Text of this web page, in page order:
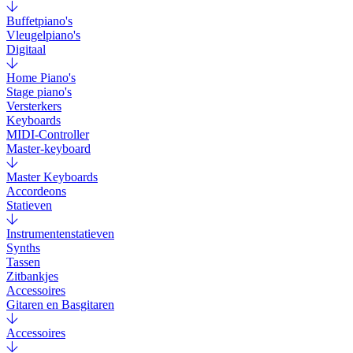
Buffetpiano's
Vleugelpiano's
Digitaal
Home Piano's
Stage piano's
Versterkers
Keyboards
MIDI-Controller
Master-keyboard
Master Keyboards
Accordeons
Statieven
Instrumentenstatieven
Synths
Tassen
Zitbankjes
Accessoires
Gitaren en Basgitaren
Accessoires